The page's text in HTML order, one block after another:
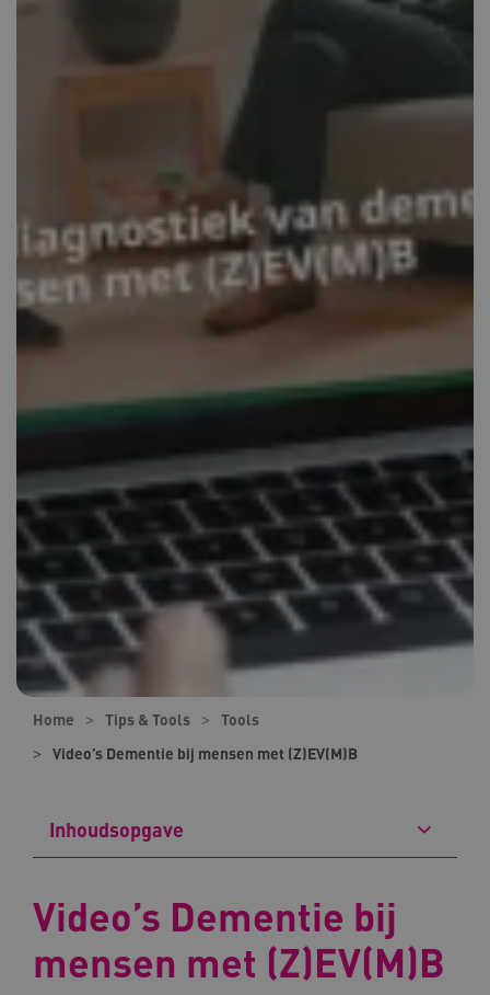
Home Tips & Tools
Tools
Video’s Dementie bij mensen met (Z)EV(M)B
Inhoudsopgave
Video’s Dementie bij
mensen met (Z)EV(M)B